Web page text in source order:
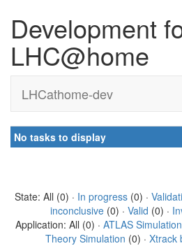
Development
LHC@home
LHCathome-dev
No tasks to display
State: All (0) · In progress(0) ·
inconclusive (0) · Valid (0) ·
Application: All (0) · ATLAS Simulation
Theory Simulation (0) · Xtrack